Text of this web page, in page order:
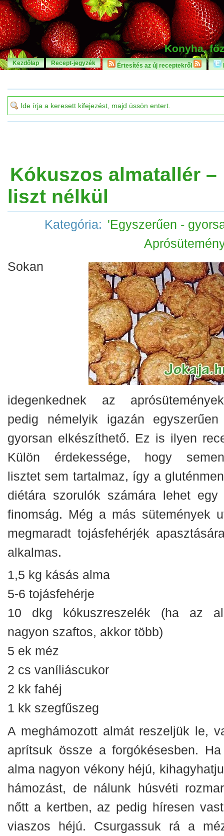
Konyha,
Kezdőlap Recept-jegyzék Értesítés az új receptekről
Kókuszos almatallér –
liszt nélkül
Kategória: 'Egyszerűen -
Sokan
idegenkednek az
pedig némelyik igazán
gyorsan elkészíthető. Ez is ilyen
Külön érdekessége, hogy
lisztet sem tartalmaz, így a
diétára szorulók számára lehet egy
finomság. Még a más sütemények
megmaradt tojásfehérjék
alkalmas.
1,5 kg kásás alma
5-6 tojásfehérje
10 dkg kókuszreszelék (ha az
nagyon szaftos, akkor több)
5 ek méz
2 cs vaníliáscukor
2 kk fahéj
1 kk szegfűszeg
A meghámozott almát reszeljük le,
aprítsuk össze a forgókésesben.
alma nagyon vékony héjú,
hámozást, de nálunk húsvéti
nőtt a kertben, az pedig híresen
viaszos héjú. Csurgassuk rá a